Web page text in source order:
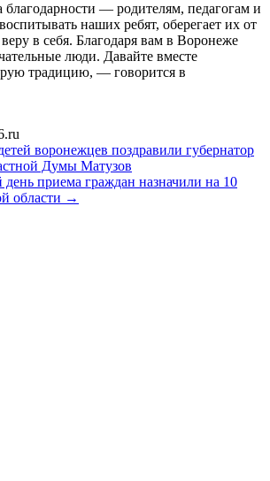
— родителям, педагогам и
наших ребят, оберегает их от
в себя. Благодаря вам в Воронеже
люди. Давайте вместе
традицию, — говорится в
воронежцев поздравили губернатор
Думы Матузов
приема граждан назначили на 10
области →